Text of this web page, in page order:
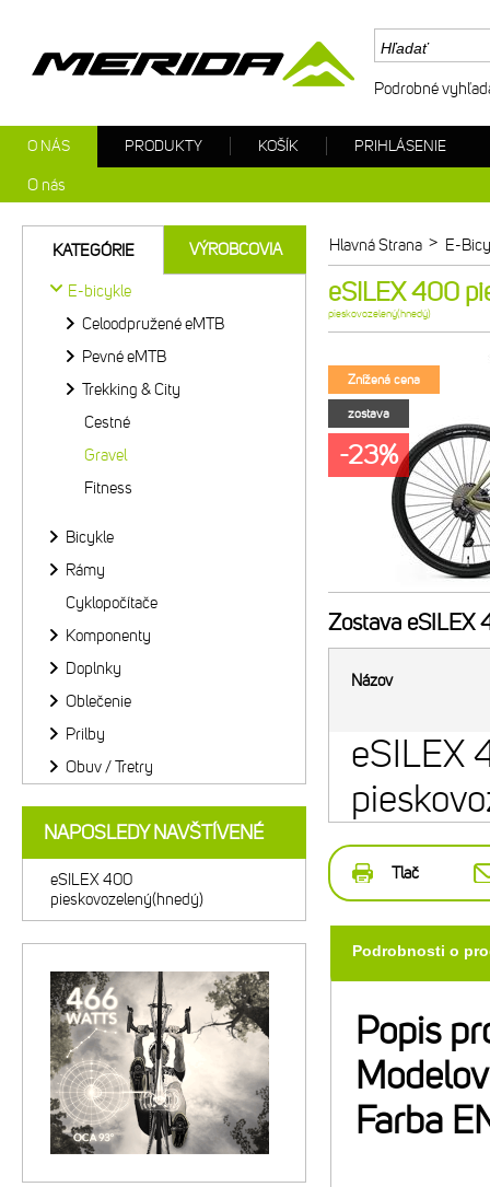
Hlavná Strana > E-
eSILEX 400
pieskovozelený(hnedý)
Znížená cena
zostava
-23%
Zostava eSILEX
Názov
eSILEX
Tlač
Podrobnosti o
Popis
Farba
KATEGÓRIE VÝROBCOVIA
E-bicykle
Celoodpružené eMTB
Pevné eMTB
Trekking & City
Cestné
Gravel
Fitness
Bicykle
Rámy
Cyklopočítače
Komponenty
Doplnky
Oblečenie
Prilby
Obuv / Tretry
NAPOSLEDY NAVŠTÍVENÉ
eSILEX 400
pieskovozelený(hnedý)
Podrobné
O NÁS
O nás
PRODUKTY KOŠÍK PRIHLÁSENIE